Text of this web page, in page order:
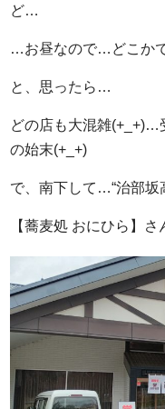
ど…
…お昼なので…どこか
と、思ったら…
どの店も大混雑(+_+)…
の始末(+_+)
で、南下して…“治部坂
【蕎麦処 おにひら】さ